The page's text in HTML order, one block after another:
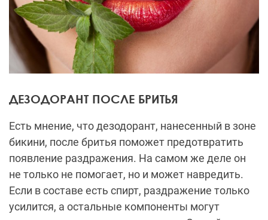
ДЕЗОДОРАНТ ПОСЛЕ БРИТЬЯ
Есть мнение, что дезодорант, нанесенный в зоне
бикини, после бритья поможет предотвратить
появление раздражения. На самом же деле он
не только не помогает, но и может навредить.
Если в составе есть спирт, раздражение только
усилится, а остальные компоненты могут